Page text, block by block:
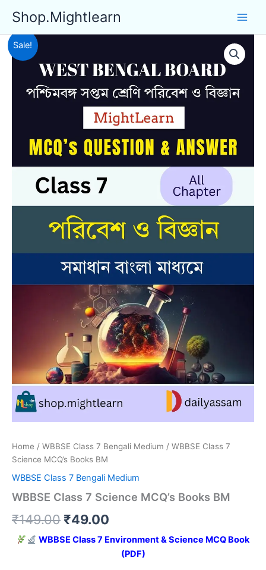
content
Shop.Mightlearn
Sale!
Home / WBBSE Class 7 Bengali Medium / WBBSE Class 7
Science MCQ’s Books BM
WBBSE Class 7 Bengali Medium
WBBSE Class 7 Science MCQ’s Books BM
₹149.00 Original
price
₹49.00
price
is:
WBBSE Class 7 Environment & Science MCQ Book
(PDF)